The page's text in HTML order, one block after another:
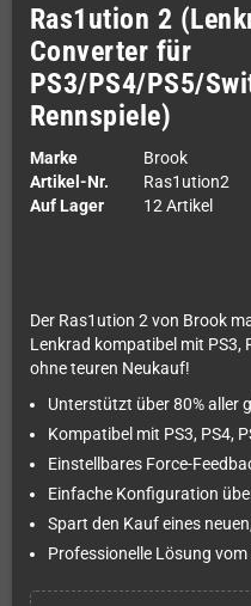
Ras1ution 2
Converter für
PS3/PS4/PS5/
Rennspiele)
Marke
Brook
Artikel-Nr.
Ras1ution2
Auf Lager
12 Artikel
Der Ras1ution 2 von Brook
Lenkrad kompatibel mit PS3,
ohne teuren Neukauf!
Unterstützt über 80% aller
Kompatibel mit PS3, PS4,
Einstellbares Force-
Einfache Konfiguration
Spart den Kauf eines
Professionelle Lösung